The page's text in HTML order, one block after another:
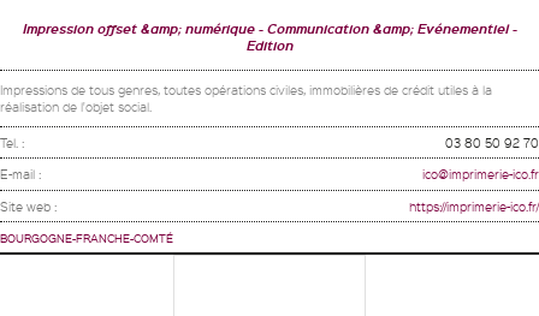
Impression offset &amp; numérique
Communication &amp; Evénementiel
Edition
Impressions de tous genres, toutes opérations civiles, immobilières de crédit utiles à la
réalisation de l'objet social.
Tel. : 03 80 50 92 70
E-mail : ico@imprimerie-ico.fr
Site web : https://imprimerie-ico.fr/
BOURGOGNE-FRANCHE-COMTÉ